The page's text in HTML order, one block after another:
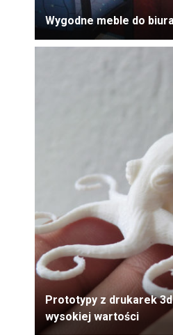
Wygodne meble do
Prototypy z drukarek
wysokiej wartości